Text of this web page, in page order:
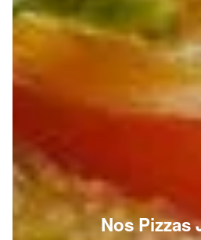
Nos Pizzas